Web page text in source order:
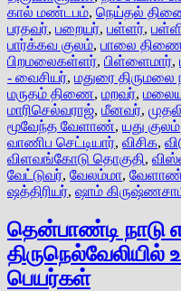
கால் மண்டபம், நெய்தல்
பரதவர், பறையர், பள்ளர்,
பார்க்கவ குலம், பாலை
பிறமலைகள்ளர், பிள்ளைமார்,
- வைசியர், மதுரை திருமலை
மருதம் திணை, மறவர்,
மாரிசெல்வராஜ், மீனவர்,
மூவேந்த வேளாண், யது குலம்
வாணிப செட்டியார், விசிக,
விளவங்கோடு தொகுதி,
வேட்டுவர், வேலம்மா, வேளாண்
ஷத்திரியர், ஷாம்
தென்பாண்டி நாடு
பெயர்கள்